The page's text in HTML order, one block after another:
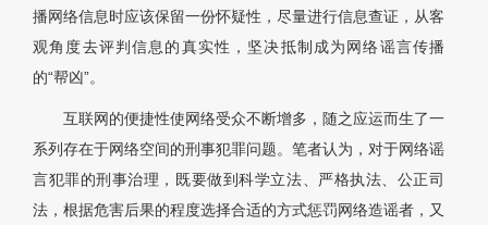
播网络信息时应该保留一份怀疑性，尽量进行信息查证，从客
观角度去评判信息的真实性，坚决抵制成为网络谣言传播
的“帮凶”。
互联网的便捷性使网络受众不断增多，随之应运而生了一
系列存在于网络空间的刑事犯罪问题。笔者认为，对于网络谣
言犯罪的刑事治理，既要做到科学立法、严格执法、公正司
法，根据危害后果的程度选择合适的方式惩罚网络造谣者，又